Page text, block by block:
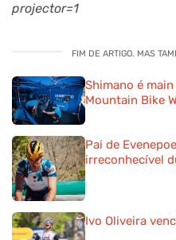
Crédito da imagem:
https://mail.google.com/
projector=1
FIM DE ARTIGO. MAS
Pai de